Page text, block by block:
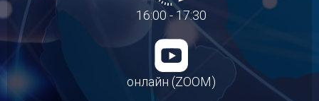
16:00 - 17:30
онлайн (ZOOM)